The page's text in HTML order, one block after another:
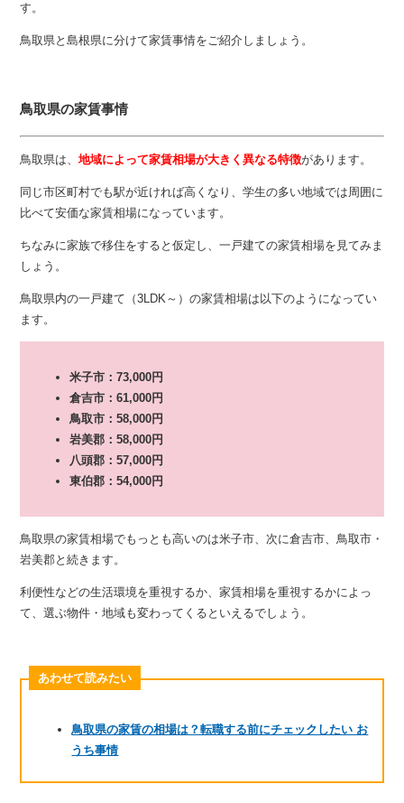
す。
鳥取県と島根県に分けて家賃事情をご紹介しましょう。
鳥取県の家賃事情
鳥取県は、地域によって家賃相場が大きく異なる特徴があります。
同じ市区町村でも駅が近ければ高くなり、学生の多い地域では周囲に
比べて安価な家賃相場になっています。
ちなみに家族で移住をすると仮定し、一戸建ての家賃相場を見てみま
しょう。
鳥取県内の一戸建て（3LDK～）の家賃相場は以下のようになってい
ます。
米子市：73,000円
倉吉市：61,000円
鳥取市：58,000円
岩美郡：58,000円
八頭郡：57,000円
東伯郡：54,000円
鳥取県の家賃相場でもっとも高いのは米子市、次に倉吉市、鳥取市・
岩美郡と続きます。
利便性などの生活環境を重視するか、家賃相場を重視するかによっ
て、選ぶ物件・地域も変わってくるといえるでしょう。
あわせて読みたい
鳥取県の家賃の相場は？転職する前にチェックしたい お
うち事情